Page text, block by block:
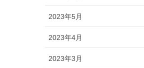
2023年5月
2023年4月
2023年3月